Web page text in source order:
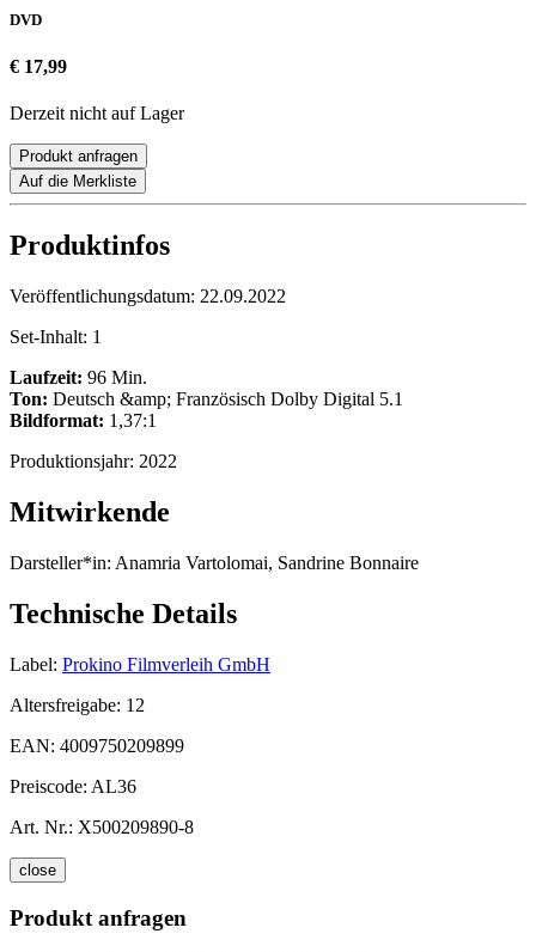
DVD
€ 17,99
Derzeit nicht auf Lager
Produkt anfragen
Auf die Merkliste
Produktinfos
Veröffentlichungsdatum: 22.09.2022
Set-Inhalt: 1
Laufzeit: 96 Min.
Ton: Deutsch &amp; Französisch Dolby Digital 5.1
Bildformat: 1,37:1
Produktionsjahr: 2022
Mitwirkende
Darsteller*in: Anamria Vartolomai, Sandrine Bonnaire
Technische Details
Label: Prokino Filmverleih GmbH
Altersfreigabe: 12
EAN: 4009750209899
Preiscode: AL36
Art. Nr.: X500209890-8
close
Produkt anfragen